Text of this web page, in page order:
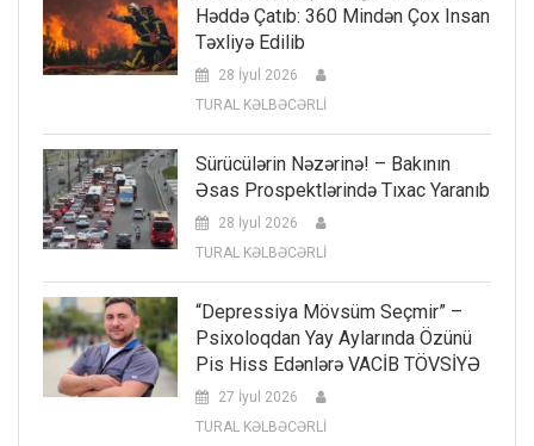
Həddə Çatıb: 360 Mindən Çox Insan
Təxliyə Edilib
28 İyul 2026
TURAL KƏLBƏCƏRLİ
Sürücülərin Nəzərinə! – Bakının
Əsas Prospektlərində Tıxac Yaranıb
28 İyul 2026
TURAL KƏLBƏCƏRLİ
“Depressiya Mövsüm Seçmir” –
Psixoloqdan Yay Aylarında Özünü
Pis Hiss Edənlərə VACİB TÖVSİYƏ
27 İyul 2026
TURAL KƏLBƏCƏRLİ